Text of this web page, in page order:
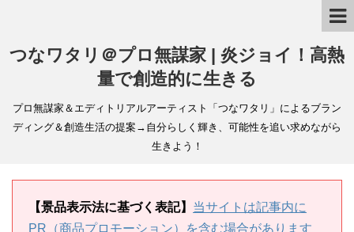
つなワタリ＠プロ無謀家 | 炎ジョイ！高熱
量で創造的に生きる
プロ無謀家＆エディトリアルアーティスト「つなワタリ」によるブラン
ディング＆創造生活の提案→自分らしく輝き、可能性を追い求めながら
生きよう！
【景品表示法に基づく表記】 当サイトは記事内に
PR（商品プロモーション）を含む場合があります